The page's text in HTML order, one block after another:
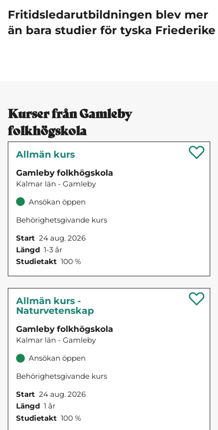
Fritidsledarutbildningen blev mer
än bara studier för tyska Friederike
Kurser från Gamleby
folkhögskola
Allmän kurs
Gamleby folkhögskola
Kalmar län - Gamleby
Ansökan öppen
Behörighetsgivande kurs
Start 24 aug. 2026
Längd 1-3 år
Studietakt 100 %
Allmän kurs -
Naturvetenskap
Gamleby folkhögskola
Kalmar län - Gamleby
Ansökan öppen
Behörighetsgivande kurs
Start 24 aug. 2026
Längd 1 år
Studietakt 100 %